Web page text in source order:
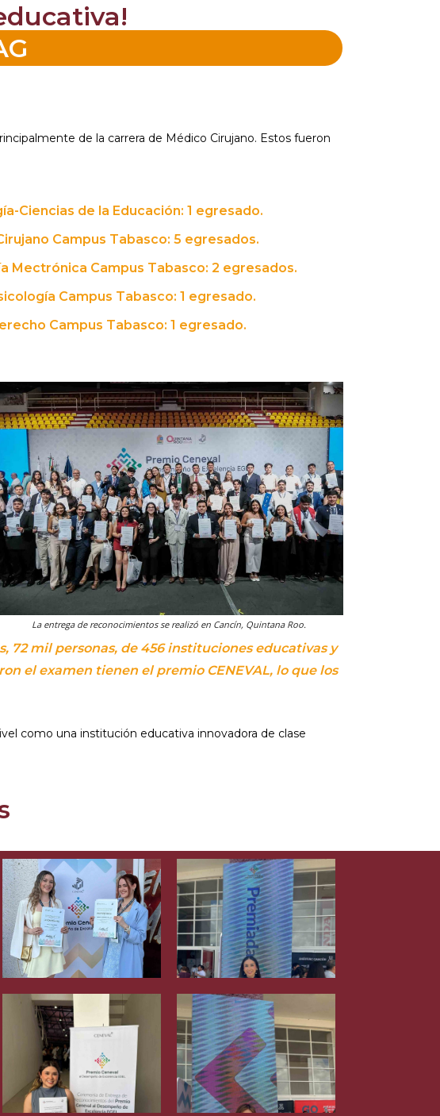
de la carrera de Médico Cirujano. Estos fueron
Ciencias de la Educación: 1 egresado.
Campus Tabasco: 5 egresados.
Mectrónica Campus Tabasco: 2 egresados.
Campus Tabasco: 1 egresado.
Campus Tabasco: 1 egresado.
La entrega de reconocimientos se realizó en Cancín, Quintana Roo.
72 mil personas, de 456 instituciones educativas y
el examen tienen el premio CENEVAL, lo que los
como una institución educativa innovadora de clase